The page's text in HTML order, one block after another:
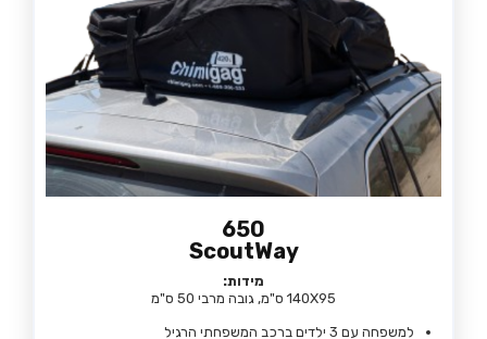
650
ScoutWay
מידות:
140X95 ס"מ, גובה מרבי 50 ס"מ
למשפחה עם 3 ילדים ברכב המשפחתי הרגיל